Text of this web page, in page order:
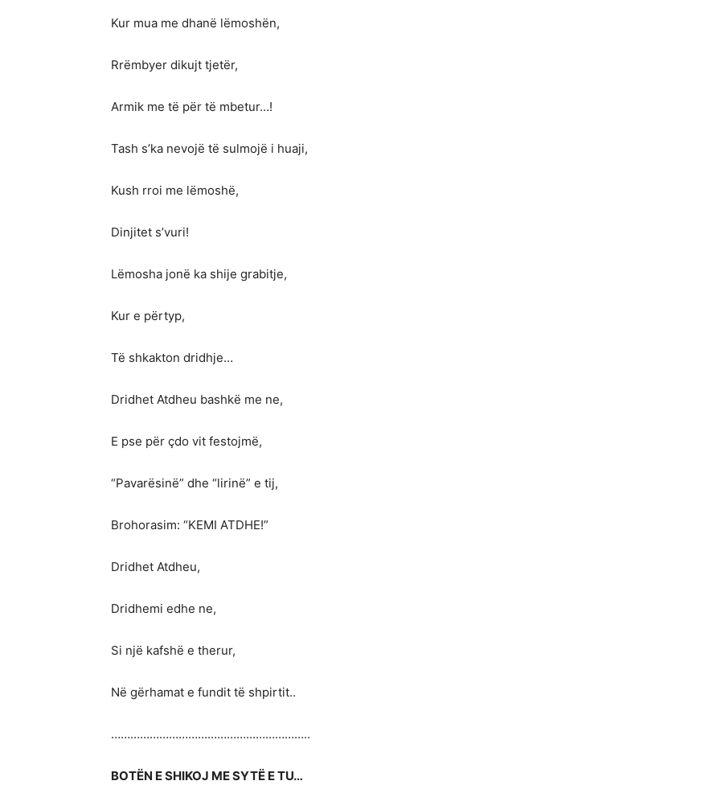
Kur mua me dhanë lëmoshën,
Rrëmbyer dikujt tjetër,
Armik me të për të mbetur…!
Tash s’ka nevojë të sulmojë i huaji,
Kush rroi me lëmoshë,
Dinjitet s’vuri!
Lëmosha jonë ka shije grabitje,
Kur e përtyp,
Të shkakton dridhje…
Dridhet Atdheu bashkë me ne,
E pse për çdo vit festojmë,
“Pavarësinë” dhe “lirinë” e tij,
Brohorasim: “KEMI ATDHE!”
Dridhet Atdheu,
Dridhemi edhe ne,
Si një kafshë e therur,
Në gërhamat e fundit të shpirtit..
……………………………………………………..
BOTËN E SHIKOJ ME SYTË E TU…